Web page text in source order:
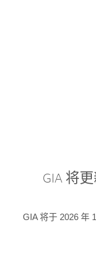
GIA 将
GIA 将于 2026 年